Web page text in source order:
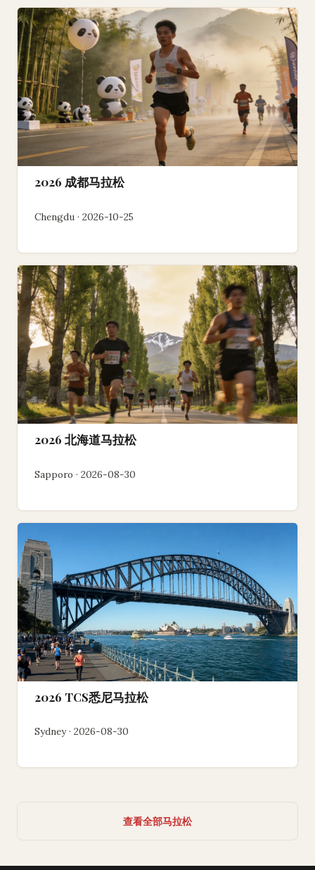
2026 成都马拉松
Chengdu · 2026-10-25
2026 北海道马拉松
Sapporo · 2026-08-30
2026 TCS悉尼马拉松
Sydney · 2026-08-30
查看全部马拉松